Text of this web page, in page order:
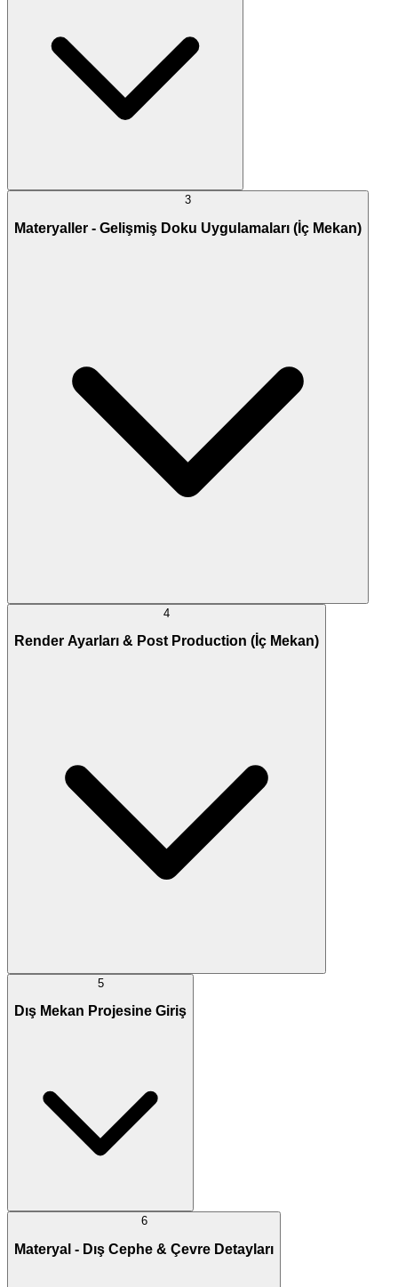
3
Materyaller - Gelişmiş Doku Uygulamaları (İç Mekan)
4
Render Ayarları & Post Production (İç Mekan)
5
Dış Mekan Projesine Giriş
6
Materyal - Dış Cephe & Çevre Detayları